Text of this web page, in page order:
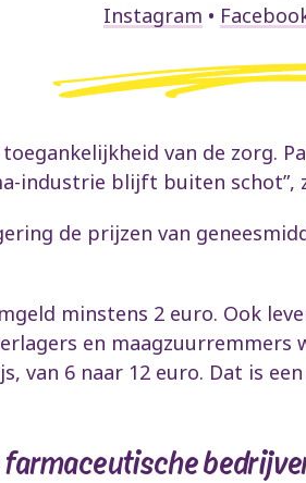
Instagram •
van de zorg.
industrie blijft buiten schot”,
de prijzen van
minstens 2 euro. Ook
en
van 6 naar 12 euro. Dat is